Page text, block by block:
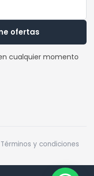
ofertas
cualquier momento
Términos y condiciones